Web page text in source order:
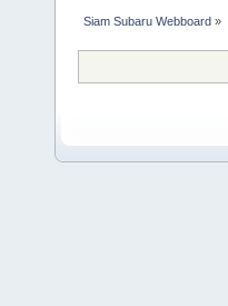
Siam Subaru Webboard »